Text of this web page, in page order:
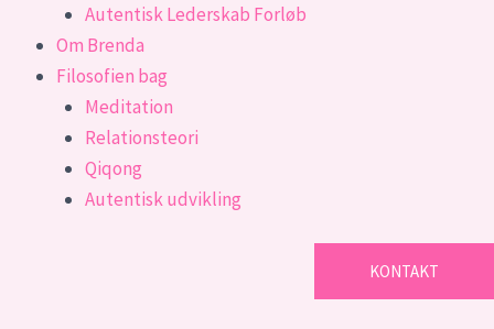
Autentisk Lederskab Forløb
Om Brenda
Filosofien bag
Meditation
Relationsteori
Qiqong
Autentisk udvikling
KONTAKT